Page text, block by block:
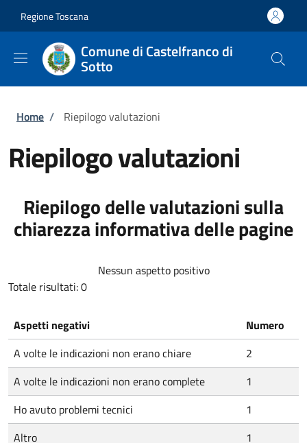
Regione Toscana
Comune di Castelfranco di
Sotto
Briciole di pane
Home / Riepilogo valutazioni
Riepilogo valutazioni
Riepilogo delle valutazioni sulla
chiarezza informativa delle pagine
Nessun aspetto positivo
Totale risultati: 0
Aspetti negativi
Numero
A volte le indicazioni non erano chiare
2
A volte le indicazioni non erano complete
1
Ho avuto problemi tecnici
1
Altro
1